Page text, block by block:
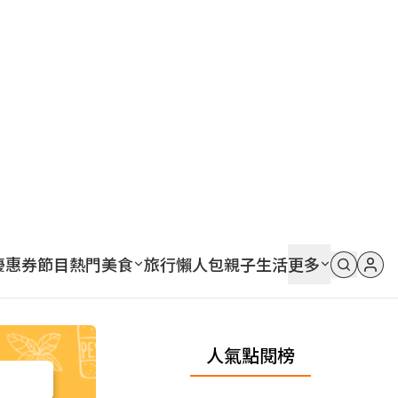
惠券節目熱門美食 旅行懶人包親子生活更多
人氣點閱榜